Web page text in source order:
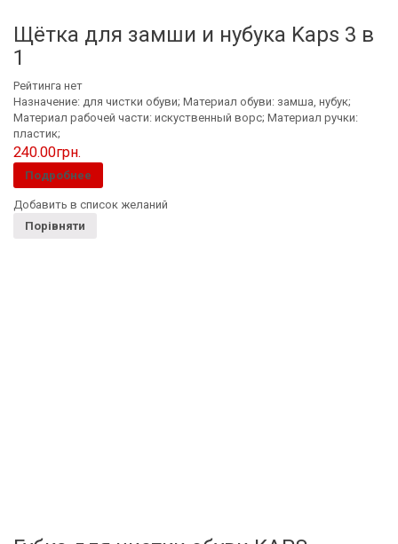
Щётка для замши и нубука Kaps 3 в
1
Рейтинга нет
Назначение: для чистки обуви; Материал обуви: замша, нубук;
Материал рабочей части: искуственный ворс; Материал ручки:
пластик;
240.00грн.
Подробнее
Добавить в список желаний
Порівняти